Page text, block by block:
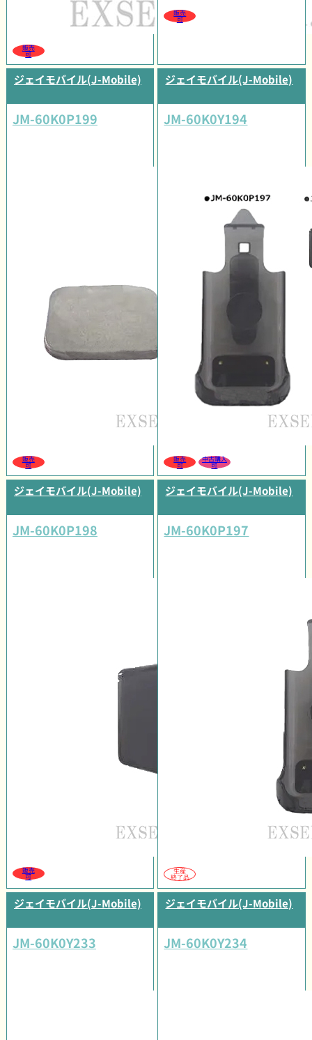
販売
可
販売
可
ジェイモバイル(J-Mobile)
JM-60K0P199
販売
可
ジェイモバイル(J-Mobile)
JM-60K0Y194
販売
可
中古購入
可
ジェイモバイル(J-Mobile)
JM-60K0P198
販売
可
ジェイモバイル(J-Mobile)
JM-60K0P197
生産
終了品
ジェイモバイル(J-Mobile)
JM-60K0Y233
ジェイモバイル(J-Mobile)
JM-60K0Y234